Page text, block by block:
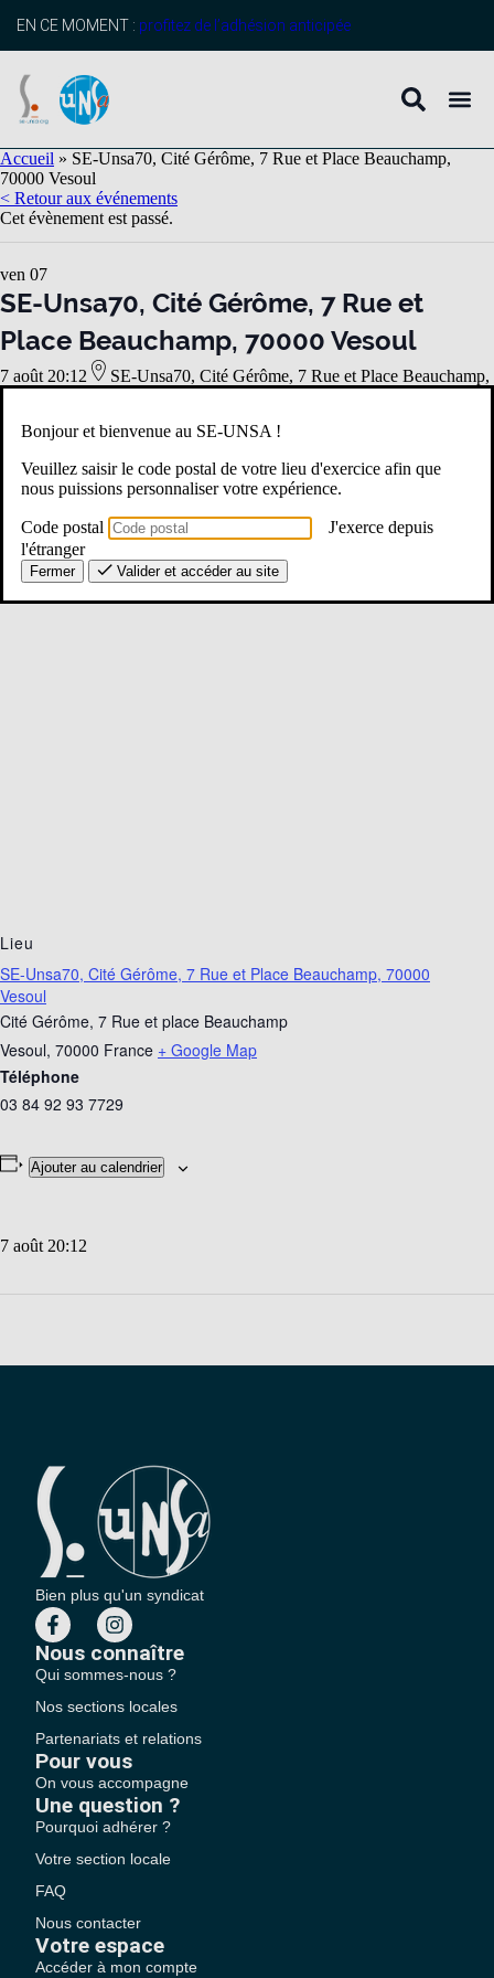
EN CE MOMENT : profitez de l’adhésion anticipée
Accueil » SE-Unsa70, Cité Gérôme, 7 Rue et Place Beauchamp,
70000 Vesoul
< Retour aux événements
Cet évènement est passé.
ven 07
SE-Unsa70, Cité Gérôme, 7 Rue et
Place Beauchamp, 70000 Vesoul
7 août 20:12
SE-Unsa70, Cité Gérôme, 7 Rue et Place Beauchamp,
Date :
7 août 2026
Heure :
20:12
Lieu
SE-Unsa70, Cité Gérôme, 7 Rue et Place Beauchamp, 70000
Vesoul
Cité Gérôme, 7 Rue et place Beauchamp
Vesoul, 70000 France + Google Map
Téléphone
03 84 92 93 7729
Ajouter au calendrier
7 août 20:12
Bien plus qu'un syndicat
Nous connaître
Qui sommes-nous ?
Nos sections locales
Partenariats et relations
Pour vous
On vous accompagne
Une question ?
Pourquoi adhérer ?
Votre section locale
FAQ
Nous contacter
Votre espace
Accéder à mon compte
Bonjour et bienvenue au SE-UNSA !
Veuillez saisir le code postal de votre lieu d'exercice afin que
nous puissions personnaliser votre expérience.
Code postal
J'exerce depuis
l'étranger
Fermer Valider et accéder au site